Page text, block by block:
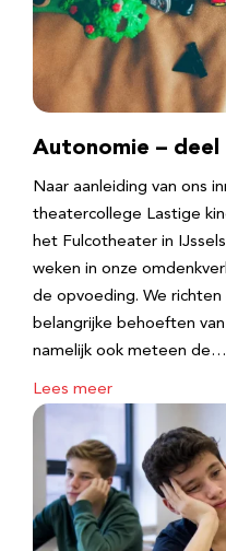
Autonomie – deel
Naar aanleiding van ons
theatercollege Lastige
het Fulcotheater in
weken in onze
de opvoeding. We
belangrijke behoeften
namelijk ook meteen de…
Lees meer